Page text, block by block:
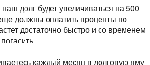
долг будет увеличиваться на 500
должны оплатить проценты по
достаточно быстро и со временем
каждый месяц в долговую яму